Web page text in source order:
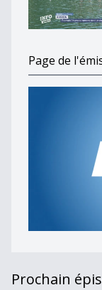
Page de
Prochain